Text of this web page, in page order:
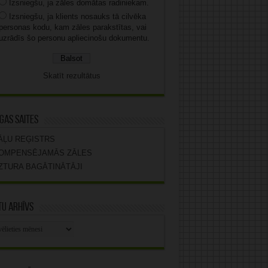
Izsniegšu, ja zāles domātas radiniekam.
Izsniegšu, ja klients nosauks tā cilvēka
personas kodu, kam zāles parakstītas, vai
uzrādīs šo personu apliecinošu dokumentu.
Skatīt rezultātus
saites
REĢISTRS
ZĀLES
BAGĀTINĀTĀJI
arhīvs